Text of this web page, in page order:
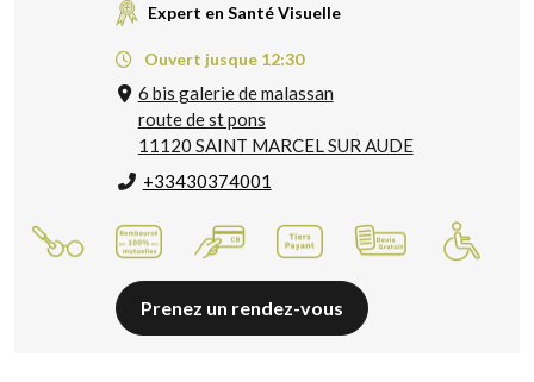
Expert en Santé Visuelle
Ouvert jusque 12:30
6 bis galerie de malassan
route de st pons
11120 SAINT MARCEL SUR AUDE
+33430374001
Prenez un rendez-vous